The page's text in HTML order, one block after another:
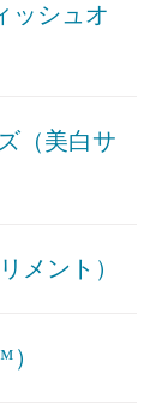
ッシュオ
（美白サ
メント）